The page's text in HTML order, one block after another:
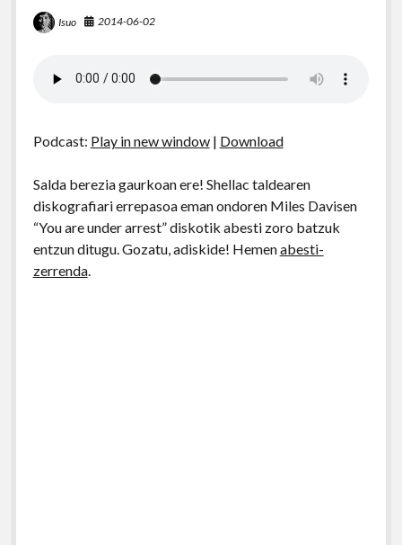
Isuo 2014-06-02
Podcast: Play in new window| Download
Salda berezia gaurkoan ere! Shellac taldearen
diskografiari errepasoa eman ondoren Miles Davisen
“You are under arrest” diskotik abesti zoro batzuk
entzun ditugu. Gozatu, adiskide! Hemenabesti-
zerrenda.